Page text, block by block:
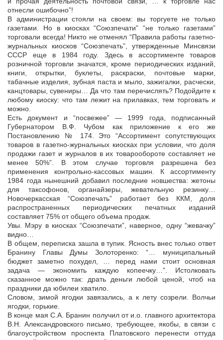
отнесли ошибочно”!
В администрации стояли на своем: вы торгуете не только
газетами. Но в киосках “Союзпечати” “не только газетами”
торговали всегда! Никто не отменял “Правила работы газетно-
журнальных киосков “Союзпечать”, утвержденные Минсвязи
СССР еще в 1984 году. Здесь в ассортименте товаров
розничной торговли значатся, кроме периодических изданий,
книги, открытки, буклеты, раскраски, почтовые марки,
табачные изделия, зубная паста и мыло, зажигалки, расчески,
канцтовары, сувениры… Да что там перечислять? Подойдите к
любому киоску: что там лежит на прилавках, тем торговать и
можно.
Есть документ и “посвежее” — 1999 года, подписанный
Губернатором В.Ф. Чубом как приложение к его же
Постановлению № 174. Это “Ассортимент сопутствующих
товаров в газетно-журнальных киосках при условии, что доля
продажи газет и журналов в их товарообороте составляет не
менее 50%”. В этом случае торговля разрешена без
применения контрольно-кассовых машин. К ассортименту
1984 года нынешний добавил последние новшества: жетоны
для таксофонов, органайзеры, жевательную резинку…
Новочеркасская “Союзпечать” работает без ККМ, доля
распространенных периодических печатных изданий
составляет 75% от общего объема продаж.
Увы. Мэру в киосках “Союзпечати”, наверное, одну “жевачку”
видно…
В общем, переписка зашла в тупик. Ясность внес только ответ
Бранину Главы Думы Золоторенко: “… муниципальный
бюджет заметно похудел, … перед нами стоит основная
задача — экономить каждую копеечку…”. Истолковать
сказанное можно так: драть деньги любой ценой, чтоб на
праздники да юбилеи хватило.
Словом, зимой ягодки завязались, а к лету созрели. Волчьи
ягодки, горькие.
В конце мая С.А. Бранин получил от и.о. главного архитектора
В.Н. Александровского письмо, требующее, якобы, в связи с
благоустройством проспекта Платовского перенести оттуда